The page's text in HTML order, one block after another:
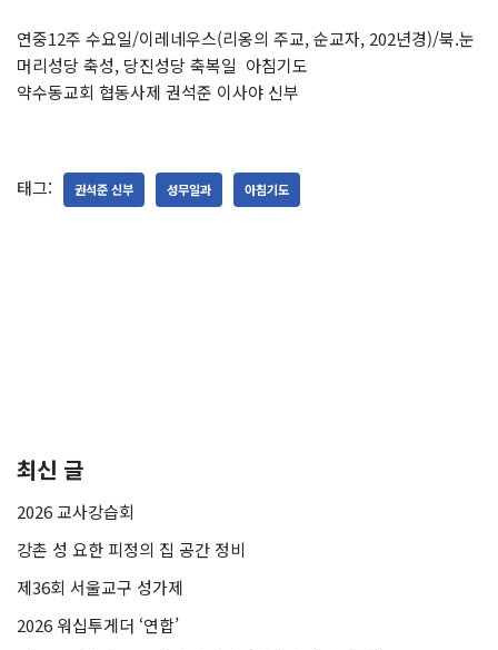
연중12주 수요일/이레네우스(리옹의 주교, 순교자, 202년경)/북.눈
머리성당 축성, 당진성당 축복일 아침기도
약수동교회 협동사제 권석준 이사야 신부
태그: 권석준 신부 성무일과 아침기도
최신 글
2026 교사강습회
강촌 성 요한 피정의 집 공간 정비
제36회 서울교구 성가제
2026 워십투게더 ‘연합’